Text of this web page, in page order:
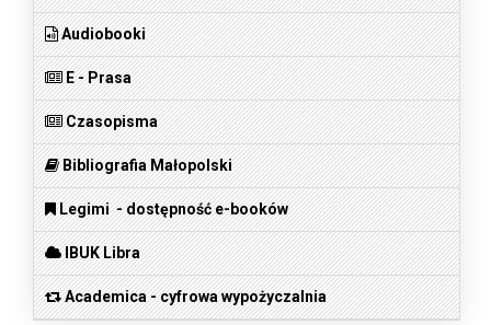
Audiobooki
E - Prasa
Czasopisma
Bibliografia Małopolski
Legimi - dostępność e-booków
IBUK Libra
Academica - cyfrowa wypożyczalnia